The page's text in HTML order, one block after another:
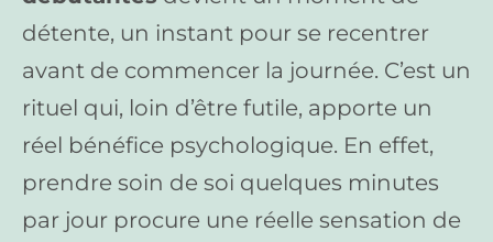
détente, un instant pour se recentrer
avant de commencer la journée. C’est un
rituel qui, loin d’être futile, apporte un
réel bénéfice psychologique. En effet,
prendre soin de soi quelques minutes
par jour procure une réelle sensation de